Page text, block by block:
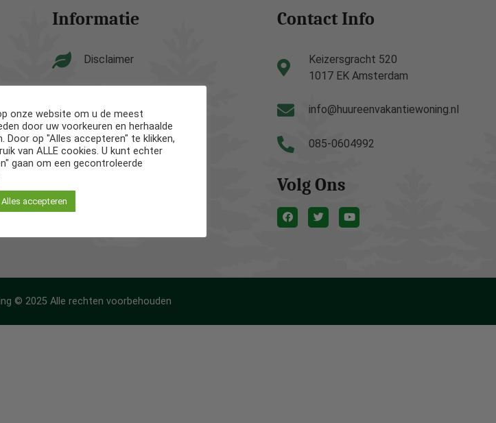
Informatie
Disclaimer
Contact Info
Keizersgracht 520
1017 EK Amsterdam
info@huureenvakantiewoning.nl
085-0604992
Volg Ons
© 2025 Alle rechten voorbehouden
onze website om u de meest
door uw voorkeuren en herhaalde
Door op "Alles accepteren" te klikken,
van ALLE cookies. U kunt echter
gaan om een gecontroleerde
Alles accepteren